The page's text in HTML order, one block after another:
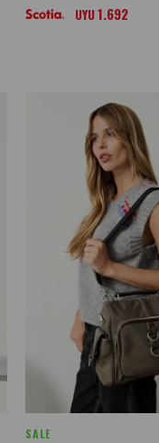
UYU1.692
SALE